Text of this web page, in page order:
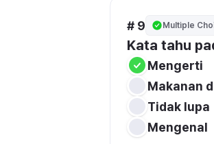
# 9 Multiple
Kata tahu
Mengerti
Makanan
Tidak lupa
Mengenal